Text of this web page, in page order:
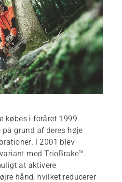
købes i foråret 1999.
grund af deres høje
I 2001 blev
med TrioBrake™.
at aktivere
hånd, hvilket reducerer